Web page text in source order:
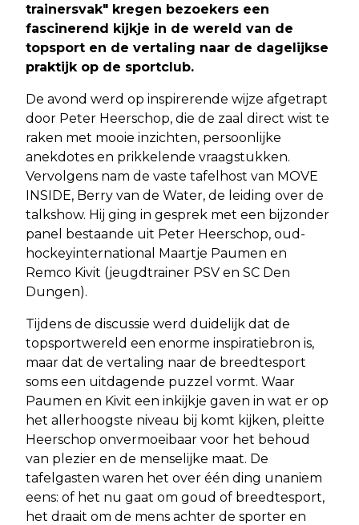
trainersvak" kregen bezoekers een
fascinerend kijkje in de wereld van de
topsport en de vertaling naar de dagelijkse
praktijk op de sportclub.
De avond werd op inspirerende wijze afgetrapt
door Peter Heerschop, die de zaal direct wist te
raken met mooie inzichten, persoonlijke
anekdotes en prikkelende vraagstukken.
Vervolgens nam de vaste tafelhost van MOVE
INSIDE, Berry van de Water, de leiding over de
talkshow. Hij ging in gesprek met een bijzonder
panel bestaande uit Peter Heerschop, oud-
hockeyinternational Maartje Paumen en
Remco Kivit (jeugdtrainer PSV en SC Den
Dungen).
Tijdens de discussie werd duidelijk dat de
topsportwereld een enorme inspiratiebron is,
maar dat de vertaling naar de breedtesport
soms een uitdagende puzzel vormt. Waar
Paumen en Kivit een inkijkje gaven in wat er op
het allerhoogste niveau bij komt kijken, pleitte
Heerschop onvermoeibaar voor het behoud
van plezier en de menselijke maat. De
tafelgasten waren het over één ding unaniem
eens: of het nu gaat om goud of breedtesport,
het draait om de mens achter de sporter en